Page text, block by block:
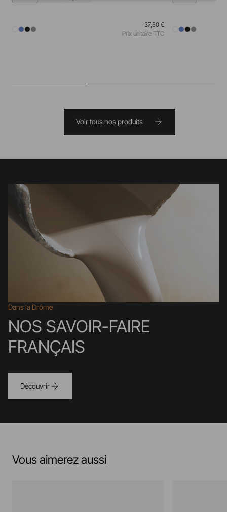
37,50 €
Prix unitaire TTC
Voir tous nos produits
Dans la Drôme
NOS SAVOIR-FAIRE
FRANÇAIS
Découvrir
Vous aimerez aussi